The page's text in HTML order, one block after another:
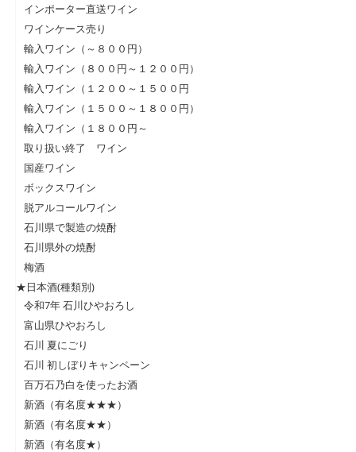
インポーター直送ワイン
ワインケース売り
輸入ワイン（～８００円）
輸入ワイン（８００円～１２００円）
輸入ワイン（１２００～１５００円
輸入ワイン（１５００～１８００円）
輸入ワイン（１８００円～
取り扱い終了 ワイン
国産ワイン
ボックスワイン
脱アルコールワイン
石川県で製造の焼酎
石川県外の焼酎
梅酒
★日本酒(種類別)
令和7年 石川ひやおろし
富山県ひやおろし
石川 夏にごり
石川 初しぼりキャンペーン
百万石乃白を使ったお酒
新酒（有名度★★★）
新酒（有名度★★）
新酒（有名度★）